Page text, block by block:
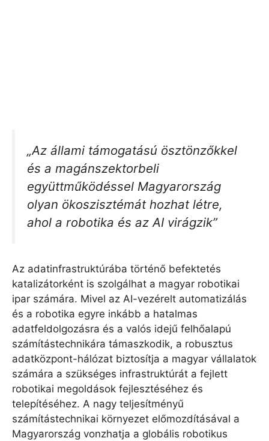
„Az állami támogatású ösztönzőkkel
és a magánszektorbeli
együttműködéssel Magyarország
olyan ökoszisztémát hozhat létre,
ahol a robotika és az AI virágzik”
Az adatinfrastruktúrába történő befektetés
katalizátorként is szolgálhat a magyar robotikai
ipar számára. Mivel az AI-vezérelt automatizálás
és a robotika egyre inkább a hatalmas
adatfeldolgozásra és a valós idejű felhőalapú
számítástechnikára támaszkodik, a robusztus
adatközpont-hálózat biztosítja a magyar vállalatok
számára a szükséges infrastruktúrát a fejlett
robotikai megoldások fejlesztéséhez és
telepítéséhez. A nagy teljesítményű
számítástechnikai környezet előmozdításával a
Magyarország vonzhatja a globális robotikus